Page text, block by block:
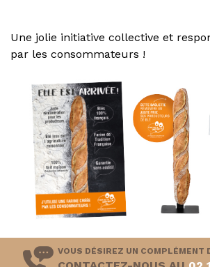
Une jolie initiative collective et
par les consommateurs !
VOUS DÉSIREZ UN COMPLÉMENT